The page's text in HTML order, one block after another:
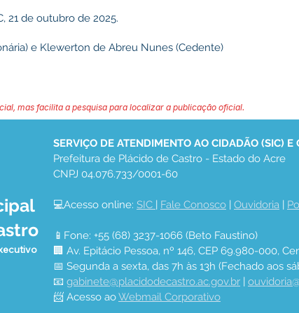
21 de outubro de 2025.
e Klewerton de Abreu Nunes (Cedente)
mas facilita a pesquisa para localizar a publicação oficial.
SERVIÇO DE ATENDIMENTO AO CIDADÃO (SIC) E
Prefeitura de Plácido de Castro - Estado do Acre
CNPJ 04.076.733/0001-60
💻Acesso online: SIC | Fale Conosco | Ouvidoria |
📱Fone: +55 (68) 3237-1066 (Beto Faustino)
🏢 Av. Epitácio Pessoa, nº 146, CEP 69.980-000,
📅 Segunda a sexta, das 7h às 13h (Fechado aos
📧 gabinete@placidodecastro.ac.gov.br |
📨 Acesso ao Webmail Corporativo